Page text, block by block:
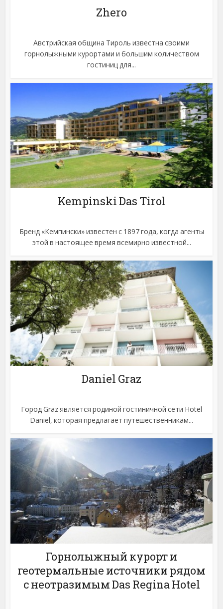
Zhero
Австрийская община Тироль известна своими
горнолыжными курортами и большим количеством
гостиниц для...
Kempinski Das Tirol
Бренд «Кемпински» известен с 1897 года, когда агенты
этой в настоящее время всемирно известной...
Daniel Graz
Город Graz является родиной гостиничной сети Hotel
Daniel, которая предлагает путешественникам...
Горнолыжный курорт и
геотермальные источники рядом
с неотразимым Das Regina Hotel